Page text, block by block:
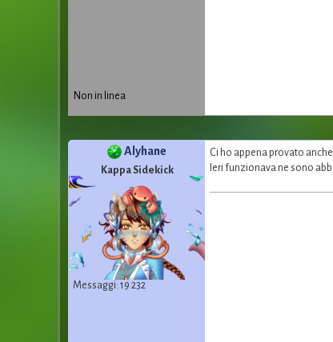
Non in linea
Alyhane
Kappa Sidekick
Messaggi: 19 232
Ci ho appena provato
Ieri funzionava ne sono